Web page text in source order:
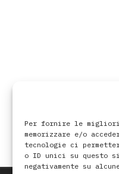
Per fornire le migliori
memorizzare e/o
tecnologie ci
o ID unici su questo
negativamente su